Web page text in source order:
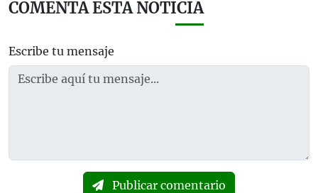
COMENTA ESTA NOTICIA
Escribe tu mensaje
Publicar comentario